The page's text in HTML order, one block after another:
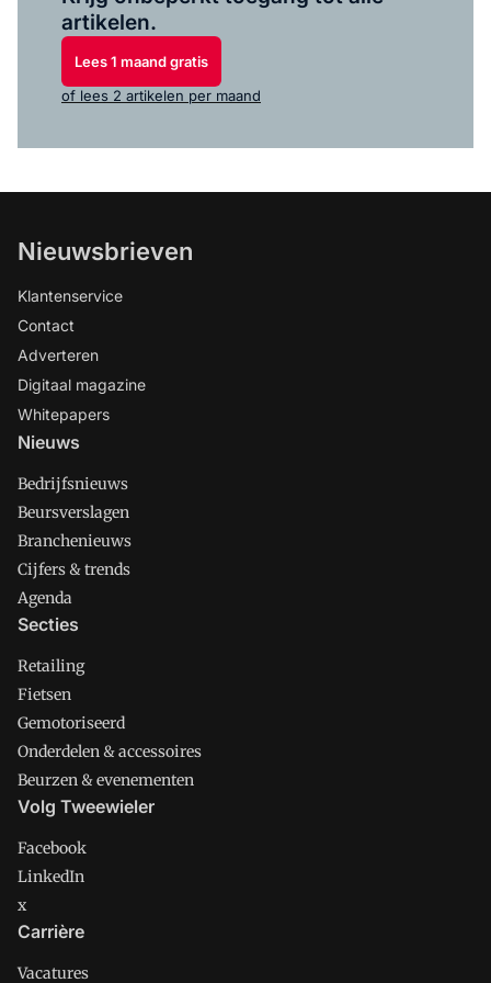
artikelen.
Lees 1 maand gratis
of lees 2 artikelen per maand
Nieuwsbrieven
Klantenservice
Contact
Adverteren
Digitaal magazine
Whitepapers
Nieuws
Bedrijfsnieuws
Beursverslagen
Branchenieuws
Cijfers & trends
Agenda
Secties
Retailing
Fietsen
Gemotoriseerd
Onderdelen & accessoires
Beurzen & evenementen
Volg Tweewieler
Facebook
LinkedIn
x
Carrière
Vacatures